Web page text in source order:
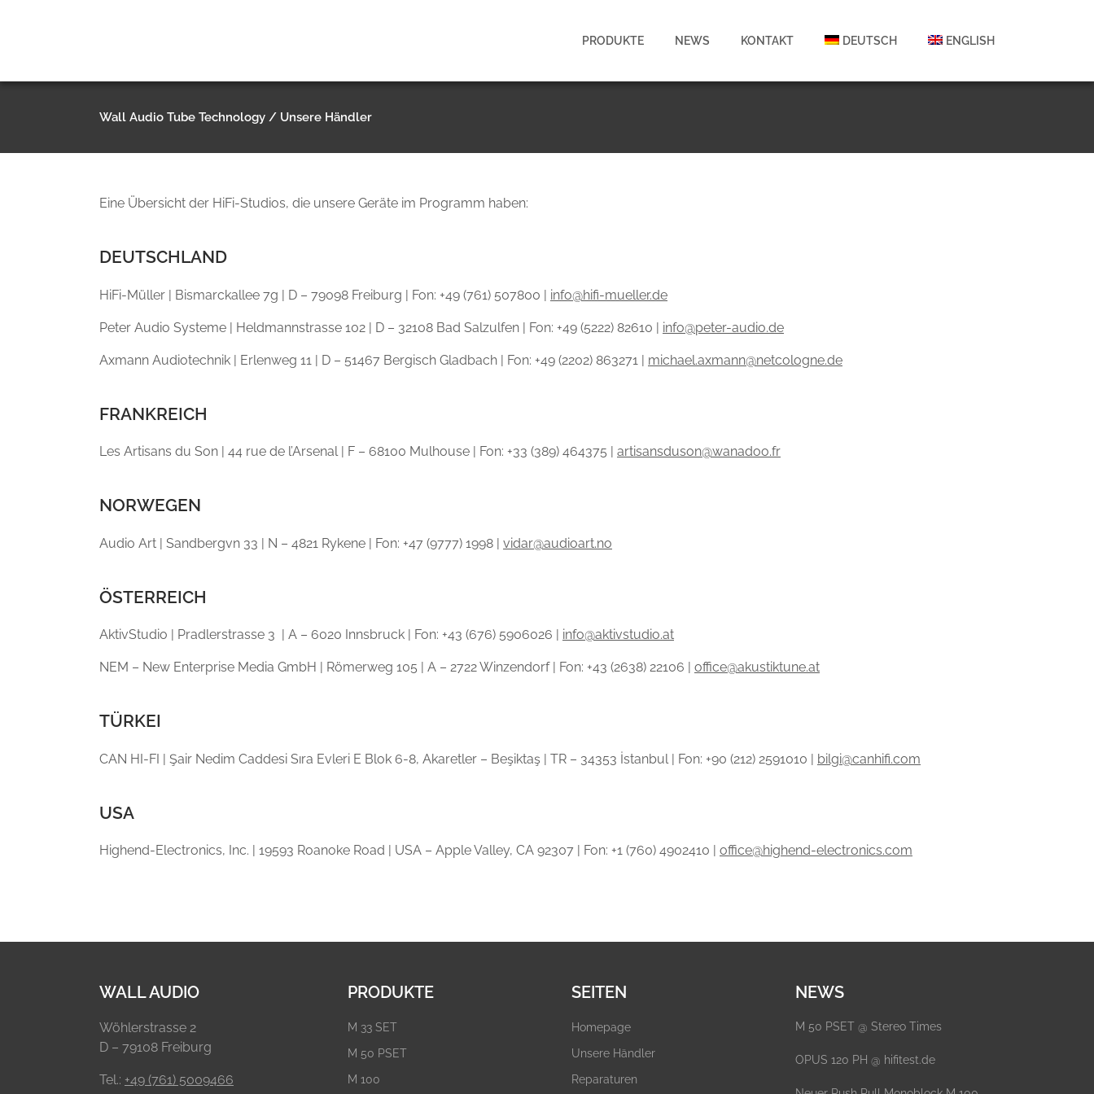
PRODUKTE NEWS KONTAKT DEUTSCH ENGLISH
Wall Audio Tube Technology / Unsere Händler
Eine Übersicht der HiFi-Studios, die unsere Geräte im Programm haben:
DEUTSCHLAND
HiFi-Müller | Bismarckallee 7g | D – 79098 Freiburg | Fon: +49 (761) 507800 | info@hifi-mueller.de
Peter Audio Systeme | Heldmannstrasse 102 | D – 32108 Bad Salzulfen | Fon: +49 (5222) 82610 | info@peter-audio.de
Axmann Audiotechnik | Erlenweg 11 | D – 51467 Bergisch Gladbach | Fon: +49 (2202) 863271 | michael.axmann@netcologne.de
FRANKREICH
Les Artisans du Son | 44 rue de l’Arsenal | F – 68100 Mulhouse | Fon: +33 (389) 464375 | artisansduson@wanadoo.fr
NORWEGEN
Audio Art | Sandbergvn 33 | N – 4821 Rykene | Fon: +47 (9777) 1998 | vidar@audioart.no
ÖSTERREICH
AktivStudio | Pradlerstrasse 3 | A – 6020 Innsbruck | Fon: +43 (676) 5906026 | info@aktivstudio.at
NEM – New Enterprise Media GmbH | Römerweg 105 | A – 2722 Winzendorf | Fon: +43 (2638) 22106 | office@akustiktune.at
TÜRKEI
CAN HI-FI | Şair Nedim Caddesi Sıra Evleri E Blok 6-8, Akaretler – Beşiktaş | TR – 34353 İstanbul | Fon: +90 (212) 2591010 | bilgi@canhifi.com
USA
Highend-Electronics, Inc. | 19593 Roanoke Road | USA – Apple Valley, CA 92307 | Fon: +1 (760) 4902410 | office@highend-electronics.com
WALL AUDIO
Wöhlerstrasse 2
D – 79108 Freiburg
Tel.: +49 (761) 5009466
PRODUKTE
M 33 SET
M 50 PSET
M 100
SEITEN
Homepage
Unsere Händler
Reparaturen
NEWS
M 50 PSET @ Stereo Times
OPUS 120 PH @ hifitest.de